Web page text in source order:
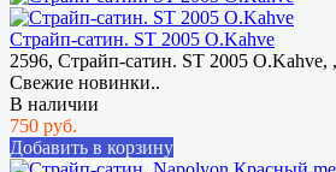
Страйп-сатин. ST 2005 O.Kahve
2596, Страйп-сатин. ST 2005 O.Kahve,
Свежие новинки..
В наличии
750 руб.
Добавить в корзину